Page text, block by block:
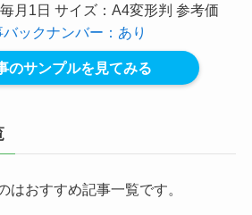
月1日 サイズ：A4変形判 参考価
バックナンバー：あり
のサンプルを見てみる
はおすすめ記事一覧です。